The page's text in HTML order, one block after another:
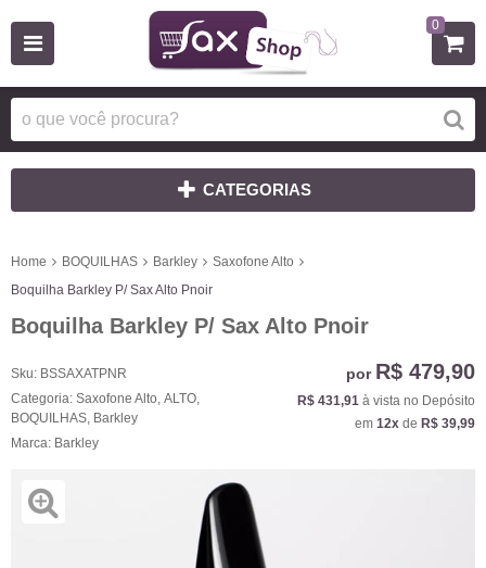
0
CATEGORIAS
Home BOQUILHAS Barkley
Saxofone Alto
Boquilha Barkley P/ Sax Alto Pnoir
Boquilha Barkley P/ Sax Alto Pnoir
Sku: BSSAXATPNR
Categoria: Saxofone Alto ALTO
BOQUILHAS Barkley
Marca: Barkley
por R$ 479,90
R$ 431,91 à vista no Depósito
em 12x de R$ 39,99